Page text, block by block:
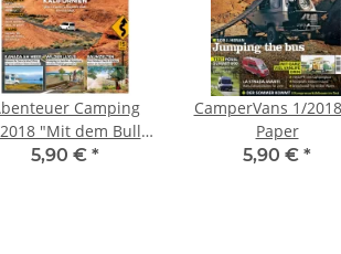
Camping
"Mit dem Bulli
Kalifornien" E-
5,90 € *
CamperVans 1/
Paper
5,90 € *